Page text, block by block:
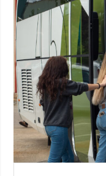
PARA
UNA
GUÍA